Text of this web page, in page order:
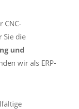
CNC-
Sie die
und
wir als ERP-